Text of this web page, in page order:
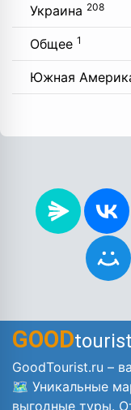
Украина 208
Общее 1
Южная
GOOD
GoodTourist.ru –
🗺️ Уникальные
выгодные туры.